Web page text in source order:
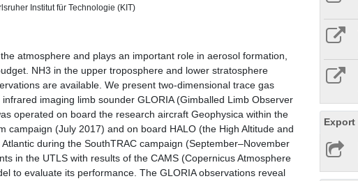
Institut für Technologie (KIT)
atmosphere and plays an important role in aerosol formation,
NH3 in the upper troposphere and lower stratosphere
are available. We present two-dimensional trace gas
imaging limb sounder GLORIA (Gimballed Limb Observer
operated on board the research aircraft Geophysica within the
campaign (July 2017) and on board HALO (the High Altitude and
during the SouthTRAC campaign (September–November
in the UTLS with results of the CAMS (Copernicus Atmosphere
to evaluate its performance. The GLORIA observations reveal
Export